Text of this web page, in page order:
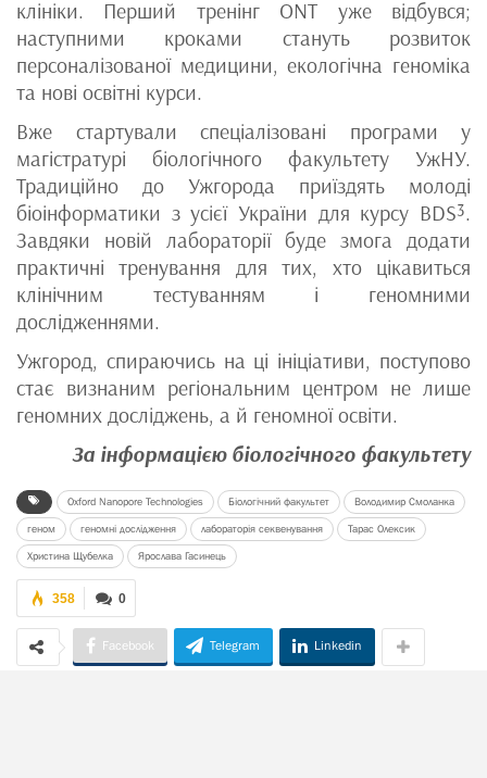
клініки. Перший тренінг ONT уже відбувся;
наступними кроками стануть розвиток
персоналізованої медицини, екологічна геноміка
та нові освітні курси.
Вже стартували спеціалізовані програми у
магістратурі біологічного факультету УжНУ.
Традиційно до Ужгорода приїздять молоді
біоінформатики з усієї України для курсу BDS³.
Завдяки новій лабораторії буде змога додати
практичні тренування для тих, хто цікавиться
клінічним тестуванням і геномними
дослідженнями.
Ужгород, спираючись на ці ініціативи, поступово
стає визнаним регіональним центром не лише
геномних досліджень, а й геномної освіти.
За інформацією біологічного факультету
Oxford Nanopore Technologies Біологічний факультет Володимир Смоланка
геном геномні дослідження лабораторія секвенування Тарас Олексик
Христина Щубелка Ярослава Гасинець
0
358
Facebook Telegram Linkedin